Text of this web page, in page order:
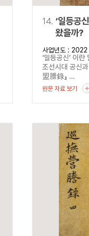
14. ‘일등공
왔을까?
사업년도 : 2022
‘일등공신’ 이
조선시대 공신
盟謄錄』 ...
원문 자료 보기